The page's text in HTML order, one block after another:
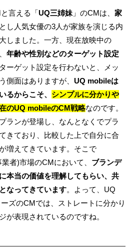
言える「UQ三姉妹 」のCMは、 家
し人気女優の3人が家族を演じる内
しました。一方、現在放映中の
年齢や性別などのターゲット設定
ーゲット設定を行わないと、メッ
側面はありますが、 UQ mobileは
るからこそ、 シンプルに分かりや
のUQ mobileのCM戦略なのです。
ランが登場し、なんとなくでプラ
きており、比較した上で自分に合
増えてきています。そこで
者)市場のCMにおいて、 ブランデ
本当の価値を理解してもらい、共
なってきています。よって、UQ
ズのCMでは、ストレートに分かり
が表現されているのですね。